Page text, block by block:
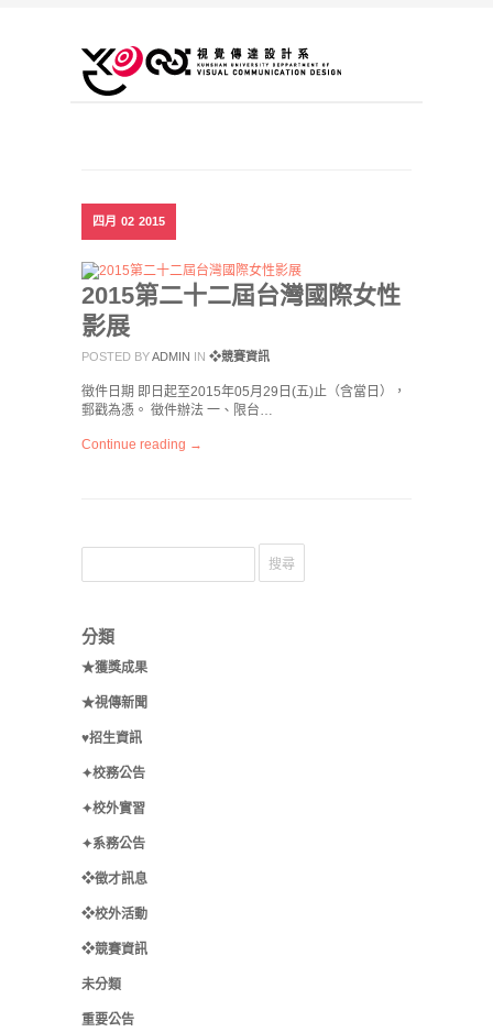
四月 02 2015
2015第二十二屆台灣國際女性
影展
POSTED BYADMIN IN ❖競賽資訊
徵件日期 即日起至2015年05月29日(五)止（含當日），
郵戳為憑。 徵件辦法 一、限台…
Continue reading →
分類
★獲獎成果
★視傳新聞
♥招生資訊
✦校務公告
✦校外實習
✦系務公告
❖徵才訊息
❖校外活動
❖競賽資訊
未分類
重要公告